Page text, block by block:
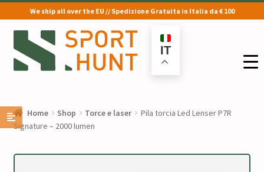
We ship all over the EU // Spedizione Gratuita in Italia da € 100
Vai
alla
navigazione
Vai
al
contenuto
IT
Home Shop Torce e laser
Pila torcia Led Lenser P7R
Signature – 2000 lumen